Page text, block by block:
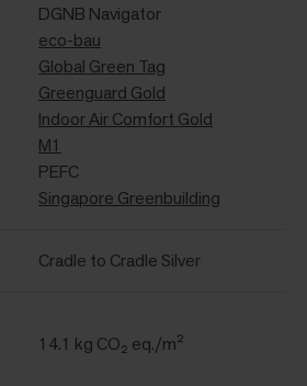
DGNB Navigator
eco-bau
Global Green Tag
Greenguard Gold
Indoor Air Comfort Gold
M1
PEFC
Singapore Greenbuilding
Cradle to Cradle Silver
14.1 kg CO₂ eq./m²